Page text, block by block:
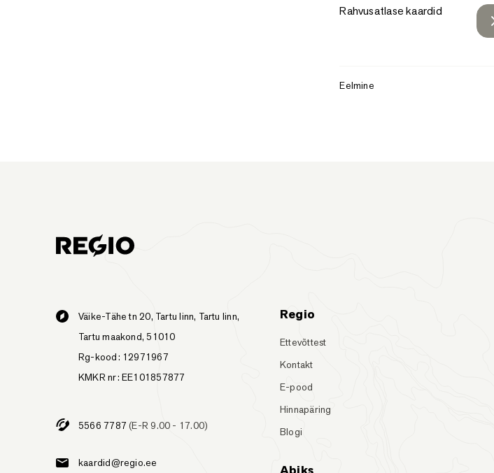
Rahvusatlase kaardid
Eelmine
Väike-Tähe tn 20, Tartu linn, Tartu linn,
Tartu maakond, 51010
Rg-kood: 12971967
KMKR nr: EE101857877
5566 7787 (E-R 9.00 - 17.00)
kaardid@regio.ee
Regio
Ettevõttest
Kontakt
E-pood
Hinnapäring
Blogi